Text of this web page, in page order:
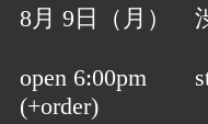
8月 9日（月）
open 6:00pm
(+order)